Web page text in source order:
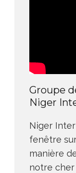
Groupe
Niger
Niger
fenêtre
manière
notre